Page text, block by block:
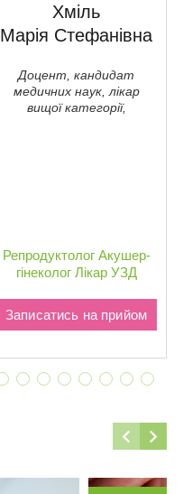
Хміль
Марія Стефанівна
Доцент, кандидат
медичних наук, лікар
вищої категорії,
Репродуктолог Акушер-
гінеколог Лікар УЗД
Записатись на прийом